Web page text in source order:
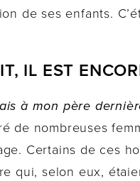
de ses enfants.
IL EST
à mon père
de nombreuses
Certains de ces
qui, selon eux,